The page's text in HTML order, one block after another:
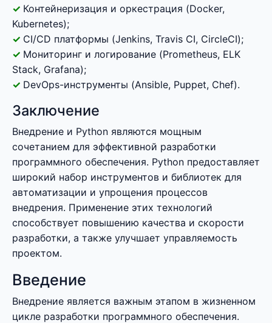
Контейнеризация и оркестрация (Docker,
Kubernetes);
CI/CD платформы (Jenkins, Travis CI, CircleCI);
Мониторинг и логирование (Prometheus, ELK
Stack, Grafana);
DevOps-инструменты (Ansible, Puppet, Chef).
Заключение
Внедрение и Python являются мощным
сочетанием для эффективной разработки
программного обеспечения. Python предоставляет
широкий набор инструментов и библиотек для
автоматизации и упрощения процессов
внедрения. Применение этих технологий
способствует повышению качества и скорости
разработки, а также улучшает управляемость
проектом.
Введение
Внедрение является важным этапом в жизненном
цикле разработки программного обеспечения.